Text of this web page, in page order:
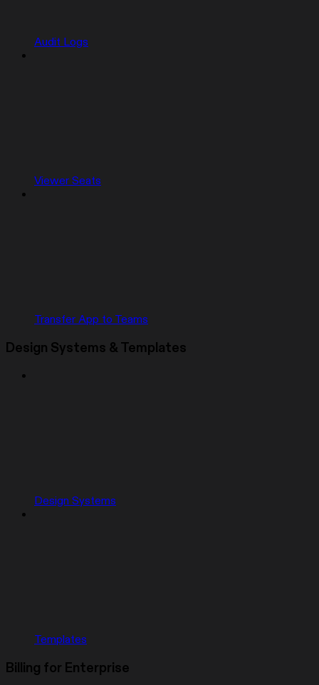
Audit Logs
Viewer Seats
Transfer App to Teams
Design Systems & Templates
Design Systems
Templates
Billing for Enterprise